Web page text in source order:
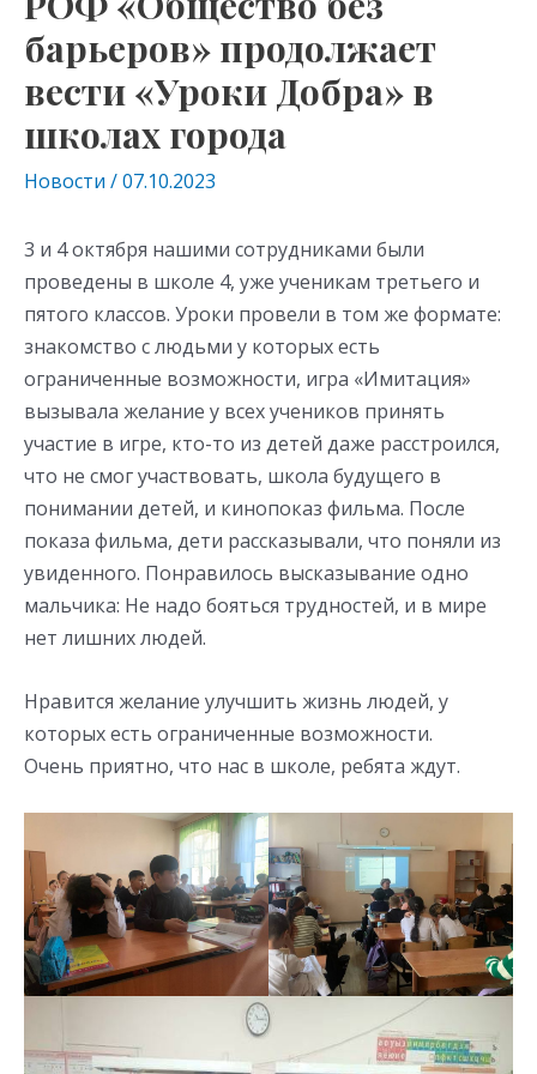
барьеров» продолжает
вести «Уроки Добра» в
школах города
Новости /07.10.2023
3 и 4 октября нашими сотрудниками были
проведены в школе 4, уже ученикам третьего и
пятого классов. Уроки провели в том же формате:
знакомство с людьми у которых есть
ограниченные возможности, игра «Имитация»
вызывала желание у всех учеников принять
участие в игре, кто-то из детей даже расстроился,
что не смог участвовать, школа будущего в
понимании детей, и кинопоказ фильма. После
показа фильма, дети рассказывали, что поняли из
увиденного. Понравилось высказывание одно
мальчика: Не надо бояться трудностей, и в мире
нет лишних людей.
Нравится желание улучшить жизнь людей, у
которых есть ограниченные возможности.
Очень приятно, что нас в школе, ребята ждут.